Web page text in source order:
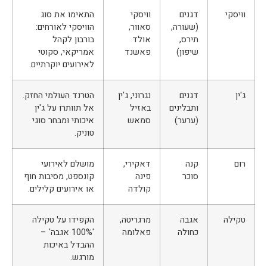
וויסקי
דגנים
(שעורה,
תירס,
שיפון)
וויסקי
סאוור,
אולד
פאשנד
התאימו את סוג
הוויסקי לאורחים:
בורבון לקהל
אמריקאי, סקוטי
לאירועים יוקרתיים.
ג'ין
דגנים
ותבלינים
(ערער)
נגרוני, ג'ין
באזיל
סמאש
הטרנד העולמי החזק.
אל תוותרו על ג'ין
איכותי ומבחר סוגי
טוניק.
רום
קנה
סוכר
דאקירי,
פינה
קולדה
מושלם לאירועי
קונספט, מסיבות חוף
או אירועים קלילים.
טקילה
אגבה
כחולה
מרגריטה,
פאלומה
הקפידו על טקילה
'100% אגבה' –
ההבדל באיכות
מורגש.